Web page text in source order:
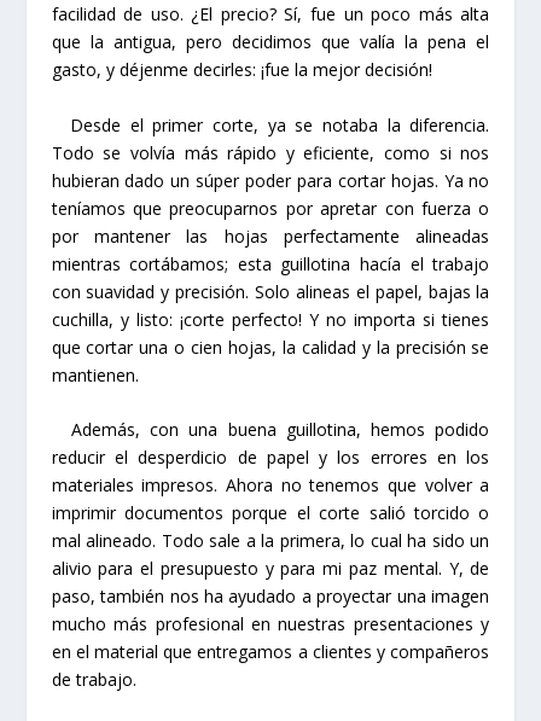
facilidad de uso. ¿El precio? Sí, fue un poco más alta
que la antigua, pero decidimos que valía la pena el
gasto, y déjenme decirles: ¡fue la mejor decisión!
Desde el primer corte, ya se notaba la diferencia.
Todo se volvía más rápido y eficiente, como si nos
hubieran dado un súper poder para cortar hojas. Ya no
teníamos que preocuparnos por apretar con fuerza o
por mantener las hojas perfectamente alineadas
mientras cortábamos; esta guillotina hacía el trabajo
con suavidad y precisión. Solo alineas el papel, bajas la
cuchilla, y listo: ¡corte perfecto! Y no importa si tienes
que cortar una o cien hojas, la calidad y la precisión se
mantienen.
Además, con una buena guillotina, hemos podido
reducir el desperdicio de papel y los errores en los
materiales impresos. Ahora no tenemos que volver a
imprimir documentos porque el corte salió torcido o
mal alineado. Todo sale a la primera, lo cual ha sido un
alivio para el presupuesto y para mi paz mental. Y, de
paso, también nos ha ayudado a proyectar una imagen
mucho más profesional en nuestras presentaciones y
en el material que entregamos a clientes y compañeros
de trabajo.